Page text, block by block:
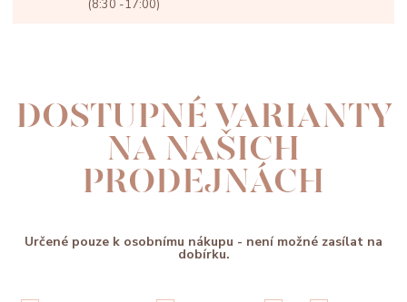
(8:30 -17:00)
DOSTUPNÉ VARIANTY
NA NAŠICH
PRODEJNÁCH
Určené pouze k osobnímu nákupu - není možné zasílat na
dobírku.